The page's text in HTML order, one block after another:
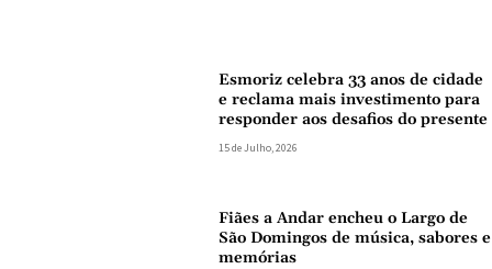
Esmoriz celebra 33 anos de cidade
e reclama mais investimento para
responder aos desafios do presente
15 de Julho, 2026
Fiães a Andar encheu o Largo de
São Domingos de música, sabores e
memórias